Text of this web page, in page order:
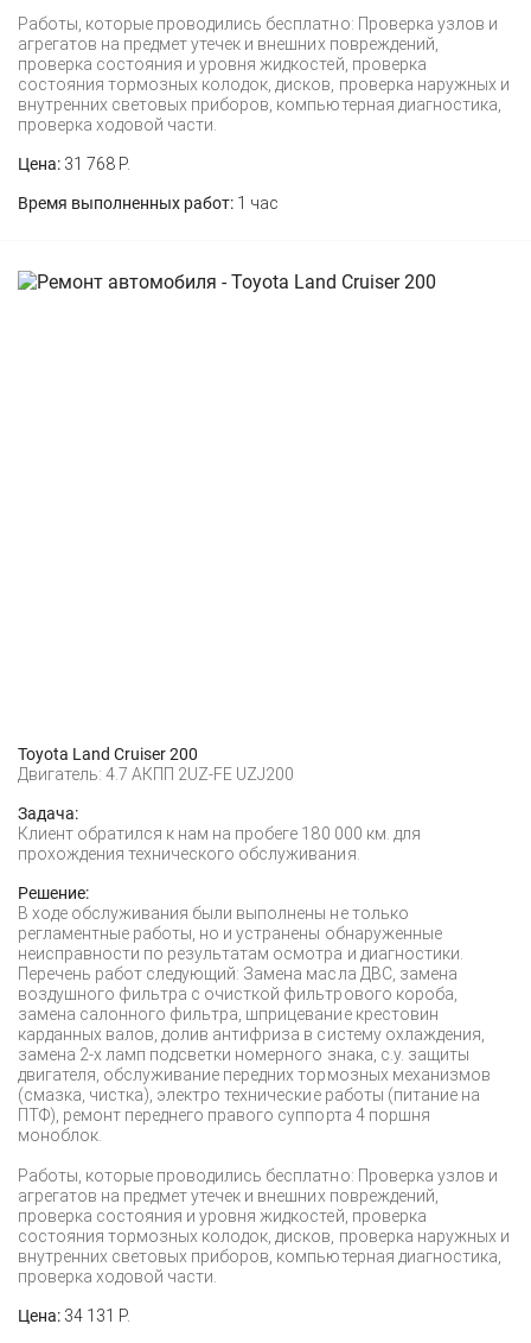
Работы, которые проводились бесплатно: Проверка узлов и
агрегатов на предмет утечек и внешних повреждений,
проверка состояния и уровня жидкостей, проверка
состояния тормозных колодок, дисков, проверка наружных и
внутренних световых приборов, компьютерная диагностика,
проверка ходовой части.
Цена: 31 768 Р.
Время выполненных работ: 1 час
Toyota Land Cruiser 200
Двигатель: 4.7 АКПП 2UZ-FE UZJ200
Задача:
Клиент обратился к нам на пробеге 180 000 км. для
прохождения технического обслуживания.
Решение:
В ходе обслуживания были выполнены не только
регламентные работы, но и устранены обнаруженные
неисправности по результатам осмотра и диагностики.
Перечень работ следующий: Замена масла ДВС, замена
воздушного фильтра с очисткой фильтрового короба,
замена салонного фильтра, шприцевание крестовин
карданных валов, долив антифриза в систему охлаждения,
замена 2-х ламп подсветки номерного знака, с.у. защиты
двигателя, обслуживание передних тормозных механизмов
(смазка, чистка), электро технические работы (питание на
ПТФ), ремонт переднего правого суппорта 4 поршня
моноблок.
Работы, которые проводились бесплатно: Проверка узлов и
агрегатов на предмет утечек и внешних повреждений,
проверка состояния и уровня жидкостей, проверка
состояния тормозных колодок, дисков, проверка наружных и
внутренних световых приборов, компьютерная диагностика,
проверка ходовой части.
Цена: 34 131 Р.